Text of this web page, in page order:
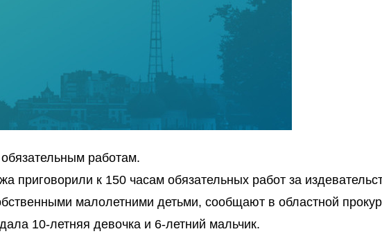
работам.
приговорили к 150 часам обязательных работ за
малолетними детьми, сообщают в областной
10-летняя девочка и 6-летний мальчик.